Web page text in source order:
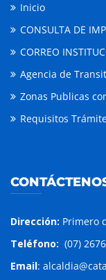
Inicio
CONSULTA DE
CORREO
Agencia de
Zonas Publicas
Requisitos
Dirección: Primero
Teléfono: (07)
Email: